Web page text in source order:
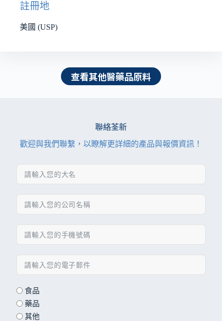
註冊地
美國 (USP)
查看其他醫藥品原料
聯絡荃新
歡迎與我們聯繫，以瞭解更詳細的產品與報價資訊！
食品
藥品
其他